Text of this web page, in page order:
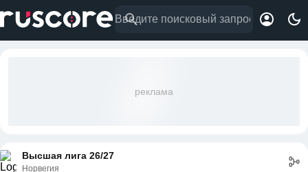
реклама
Высшая лига 26/27
Норвегия